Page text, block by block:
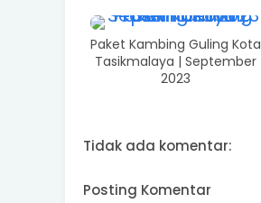
Paket Kambing Guling Kota
Tasikmalaya | September
2023
Tidak ada komentar:
Posting Komentar